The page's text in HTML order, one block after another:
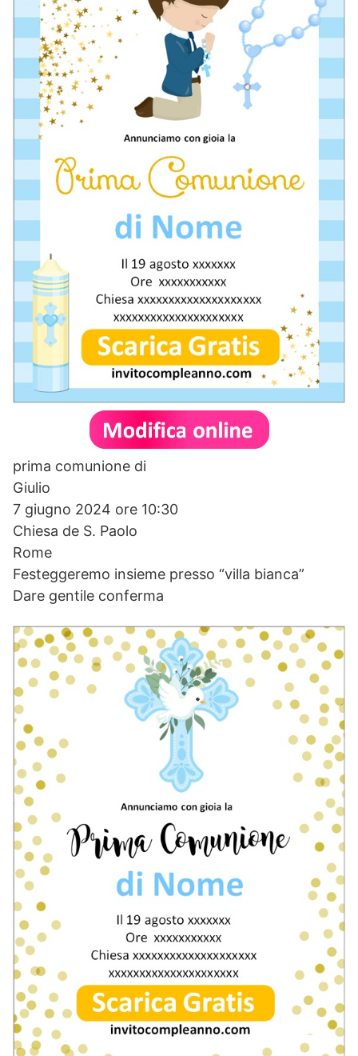
prima comunione di
Giulio
7 giugno 2024 ore 10:30
Chiesa de S. Paolo
Rome
Festeggeremo insieme presso “villa bianca”
Dare gentile conferma